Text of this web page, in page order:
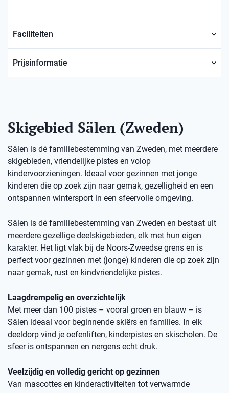
Faciliteiten
Prijsinformatie
Skigebied Sälen (Zweden)
Sälen is dé familiebestemming van Zweden, met meerdere
skigebieden, vriendelijke pistes en volop
kindervoorzieningen. Ideaal voor gezinnen met jonge
kinderen die op zoek zijn naar gemak, gezelligheid en een
ontspannen wintersport in een sfeervolle omgeving.
Sälen is dé familiebestemming van Zweden en bestaat uit
meerdere gezellige deelskigebieden, elk met hun eigen
karakter. Het ligt vlak bij de Noors-Zweedse grens en is
perfect voor gezinnen met (jonge) kinderen die op zoek zijn
naar gemak, rust en kindvriendelijke pistes.
Laagdrempelig en overzichtelijk
Met meer dan 100 pistes – vooral groen en blauw – is
Sälen ideaal voor beginnende skiërs en families. In elk
deeldorp vind je oefenliften, kinderpistes en skischolen. De
sfeer is ontspannen en nergens echt druk.
Veelzijdig en volledig gericht op gezinnen
Van mascottes en kinderactiviteiten tot verwarmde